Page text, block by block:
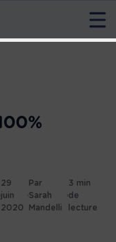
29
juin
2020
Par
Sarah
Mandelli
3 min
de
lecture